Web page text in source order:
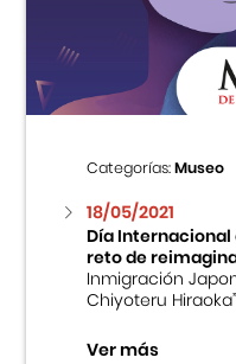
Centro Cultural
Cursos
Museo de la
Fondo Editorial
Teatro Peruano
Categorías:Museo
18/05/2021
Día Internacional
reto de
Inmigración
Chiyoteru Hiraoka”
Ver más